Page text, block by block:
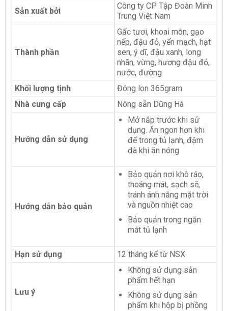
Sản xuất bởi
Công ty CP Tập Đoàn Minh
Trung Việt Nam
Thành phần
Gấc tươi, khoai môn, gạo
nếp, đậu đỏ, yến mạch, hạt
sen, ý dĩ, đậu xanh, long
nhãn, vừng, hương đậu đỏ,
nước, đường
Khối lượng tịnh
Đóng lon 365gram
Nhà cung cấp
Nông sản Dũng Hà
Hướng dẫn sử dụng
Mở nắp trước khi sử
dụng. Ăn ngon hơn khi
để trong tủ lạnh, đậm
đà khi ăn nóng
Hướng dẫn bảo quản
Bảo quản nơi khô ráo,
thoáng mát, sạch sẽ,
tránh ánh nắng mặt trời
và nguồn nhiệt cao
Bảo quản trong ngăn
mát tủ lạnh
Hạn sử dụng 12 tháng kể từ NSX
Lưu ý
Không sử dụng sản
phẩm hết hạn
Không sử dụng sản
phẩm khi hộp bị phồng